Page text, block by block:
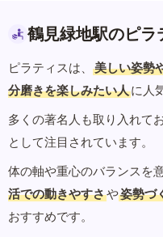
鶴見緑地駅のピラ
ピラティスは、 美しい姿勢
分磨きを楽しみたい人に人
多くの著名人も取り入れて
として注目されています。
体の軸や重心のバランスを
活での動きやすさや姿勢づ
おすすめです。